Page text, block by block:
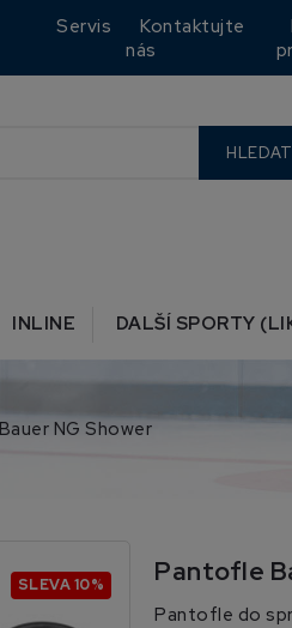
Servis
Kontaktujte
nás
HLEDAT
INLINE DALŠÍ SPORTY
NG Shower
SLEVA 10% Pantofle
Pantofle do